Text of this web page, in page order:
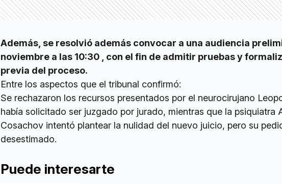
Además, se resolvió además convocar a una audiencia
noviembre a las 10:30 , con el fin de admitir pruebas y
previa del proceso.
Entre los aspectos que el tribunal confirmó:
Se rechazaron los recursos presentados por el neurocirujano
había solicitado ser juzgado por jurado, mientras que la psiquiatra
Cosachov intentó plantear la nulidad del nuevo juicio, pero su
desestimado.
Puede interesarte